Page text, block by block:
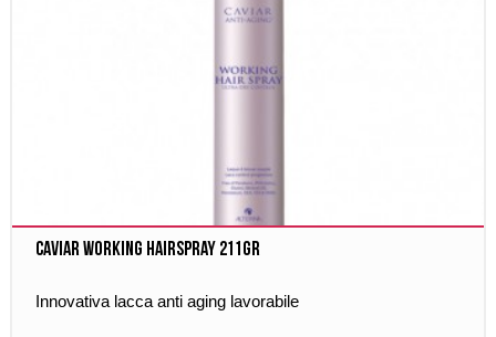
Caviar Working Hairspray 211gr
Innovativa lacca anti aging lavorabile